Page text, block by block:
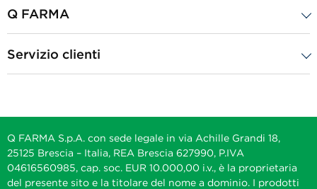
Q FARMA
Servizio clienti
Q FARMA S.p.A. con sede legale in via Achille Grandi 18,
25125 Brescia – Italia, REA Brescia 627990, P.IVA
04616560985, cap. soc. EUR 10.000,00 i.v., è la proprietaria
del presente sito e la titolare del nome a dominio. I prodotti